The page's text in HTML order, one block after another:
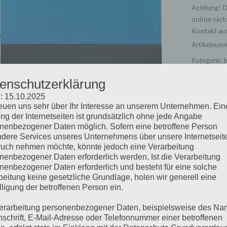
Achtung!
online
Kontakt
Kategorie:
ZUSÄTZLICHE INFORMATIONEN
Multi RS Solar 48/6000 ist ein 48 V 6 kVA Wechselrichter/
Tracker-Eingängen für insgesamt 6 kWp PV.
der Hochfrequenztechnik und eines neuen Designs wiegt
Darüber hinaus hat es einen ausgezeichneten Wirkungsgrad,
Betrieb.
15.10.2025
uns sehr über Ihr Interesse an unserem Unternehmen.
der Internetseiten ist grundsätzlich ohne jede Angabe
Daten möglich. Sofern eine betroffene Person
Services unseres Unternehmens über unsere
nehmen möchte, könnte jedoch eine Verarbeitung
Daten erforderlich werden. Ist die Verarbeitung
Daten erforderlich und besteht für eine solche
keine gesetzliche Grundlage, holen wir generell eine
der betroffenen Person ein.
personenbezogener Daten, beispielsweise des
E-Mail-Adresse oder Telefonnummer einer betroffenen